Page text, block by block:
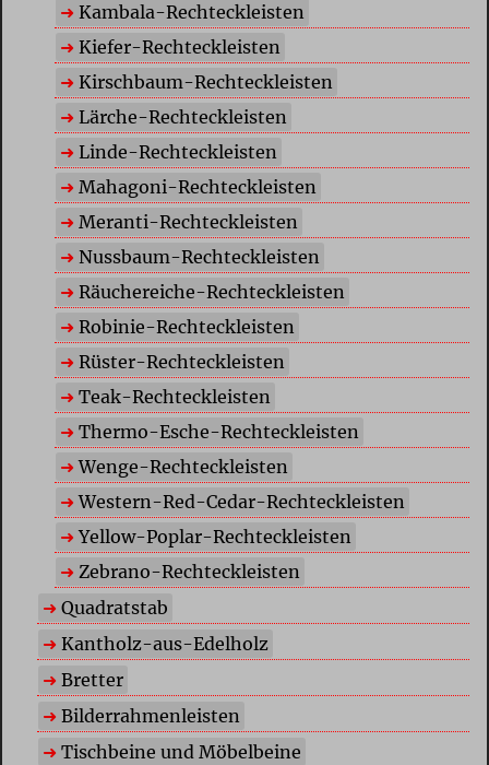
Kambala-Rechteckleisten
Kiefer-Rechteckleisten
Kirschbaum-Rechteckleisten
Lärche-Rechteckleisten
Linde-Rechteckleisten
Mahagoni-Rechteckleisten
Meranti-Rechteckleisten
Nussbaum-Rechteckleisten
Räuchereiche-Rechteckleisten
Robinie-Rechteckleisten
Rüster-Rechteckleisten
Teak-Rechteckleisten
Thermo-Esche-Rechteckleisten
Wenge-Rechteckleisten
Western-Red-Cedar-Rechteckleisten
Yellow-Poplar-Rechteckleisten
Zebrano-Rechteckleisten
Quadratstab
Kantholz-aus-Edelholz
Bretter
Bilderrahmenleisten
Tischbeine und Möbelbeine